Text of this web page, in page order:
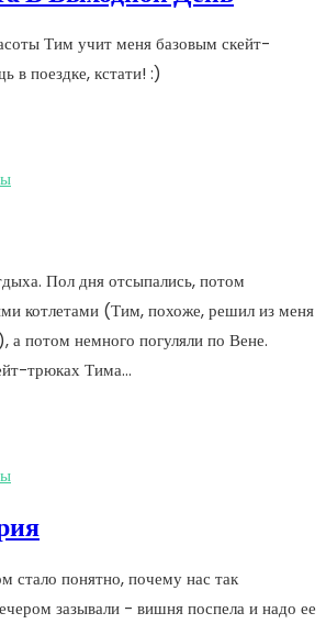
Тим учит меня базовым скейт-
в поездке, кстати! :)
Пол дня отсыпались, потом
котлетами (Тим, похоже, решил из меня
а потом немного погуляли по Вене.
трюках Тима…
стало понятно, почему нас так
зазывали - вишня поспела и надо ее